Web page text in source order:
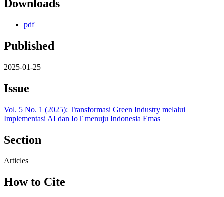
Downloads
pdf
Published
2025-01-25
Issue
Vol. 5 No. 1 (2025): Transformasi Green Industry melalui
Implementasi AI dan IoT menuju Indonesia Emas
Section
Articles
How to Cite